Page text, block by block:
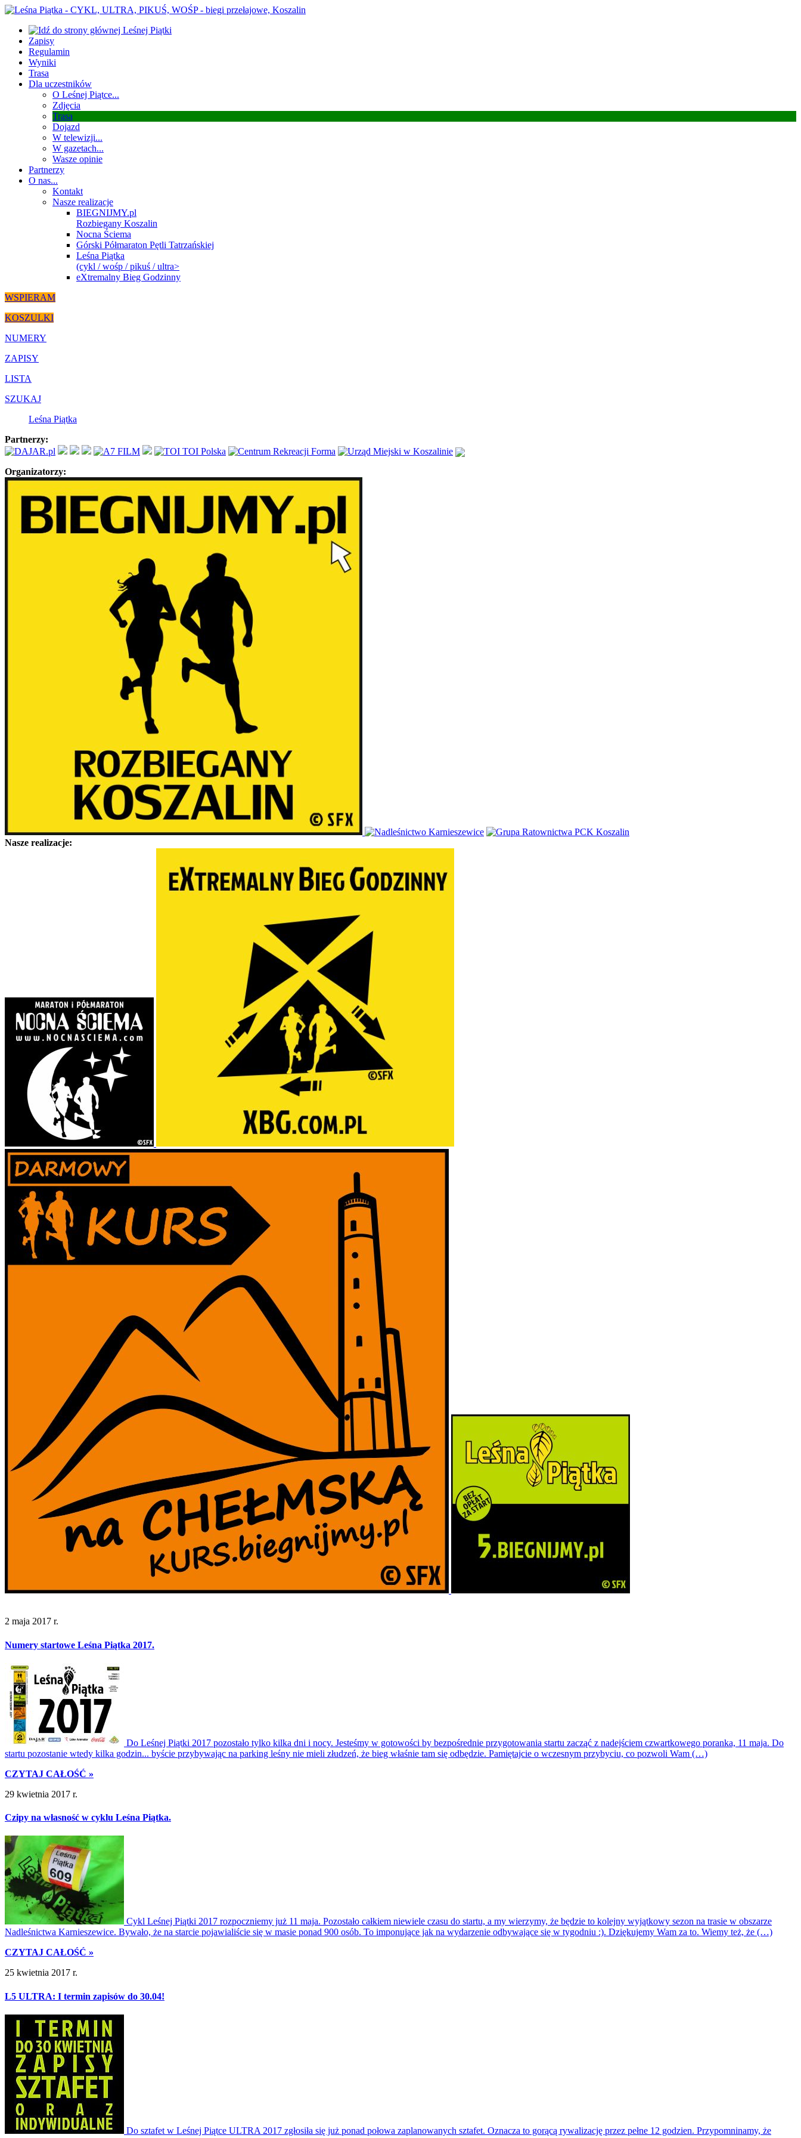
Zapisy
Regulamin
Wyniki
Trasa
Dla uczestników
O Leśnej Piątce...
Zdjęcia
Trasa
Dojazd
W telewizji...
W gazetach...
Wasze opinie
Partnerzy
O nas...
Kontakt
Nasze realizacje
BIEGNIJMY.pl
Rozbiegany Koszalin
Nocna Ściema
Górski Półmaraton Pętli Tatrzańskiej
Leśna Piątka
(cykl / wośp / pikuś / ultra>
eXtremalny Bieg Godzinny
WSPIERAM
KOSZULKI
NUMERY
ZAPISY
LISTA
SZUKAJ
Leśna Piątka
Partnerzy:
Organizatorzy:
Nasze realizacje:
2 maja 2017 r.
Numery startowe Leśna Piątka 2017.
Do Leśnej Piątki 2017 pozostało tylko kilka dni i nocy. Jesteśmy w gotowości by bezpośrednie przygotowania startu zacząć z nadejściem czwartkowego poranka, 11 maja. Do
startu pozostanie wtedy kilka godzin... byście przybywając na parking leśny nie mieli złudzeń, że bieg właśnie tam się odbędzie. Pamiętajcie o wczesnym przybyciu, co pozwoli Wam (…)
CZYTAJ CAŁOŚĆ »
29 kwietnia 2017 r.
Czipy na własność w cyklu Leśna Piątka.
Cykl Leśnej Piątki 2017 rozpoczniemy już 11 maja. Pozostało całkiem niewiele czasu do startu, a my wierzymy, że będzie to kolejny wyjątkowy sezon na trasie w obszarze
Nadleśnictwa Karnieszewice. Bywało, że na starcie pojawialiście się w masie ponad 900 osób. To imponujące jak na wydarzenie odbywające się w tygodniu :). Dziękujemy Wam za to. Wiemy też, że (…)
CZYTAJ CAŁOŚĆ »
25 kwietnia 2017 r.
L5 ULTRA: I termin zapisów do 30.04!
Do sztafet w Leśnej Piątce ULTRA 2017 zgłosiła się już ponad połowa zaplanowanych sztafet. Oznacza to gorącą rywalizację przez pełne 12 godzien. Przypomninamy, że